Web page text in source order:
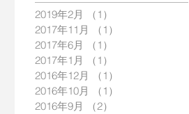
2019年2月 （1）
2017年11月
（1）
2017年6月
（1）
2017年1月
（1）
2016年12月
（1）
2016年10月
（1）
2016年9月
（2）